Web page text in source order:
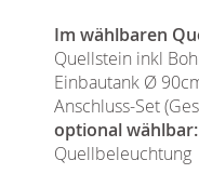
Im wählbaren
Quellstein inkl
Einbautank Ø
Anschluss-Set
optional wählbar:
Quellbeleuchtung